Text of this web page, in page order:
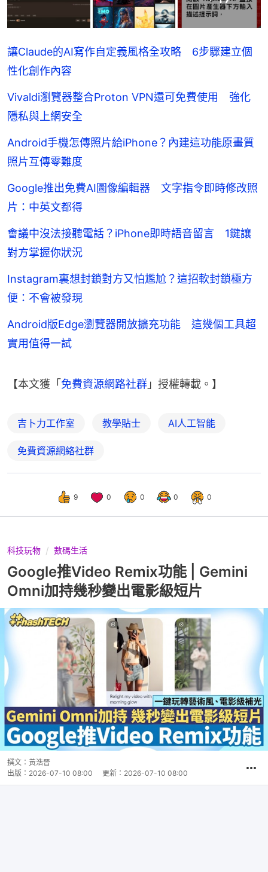
讓Claude的AI寫作自定義風格全攻略 6步驟建立個
性化創作內容
Vivaldi瀏覽器整合Proton VPN還可免費使用 強化
隱私與上網安全
Android手機怎傳照片給iPhone？內建這功能原畫質
照片互傳零難度
Google推出免費AI圖像編輯器 文字指令即時修改照
片：中英文都得
會議中沒法接聽電話？iPhone即時語音留言 1鍵讓
對方掌握你狀況
Instagram裏想封鎖對方又怕尷尬？這招軟封鎖極方
便：不會被發現
Android版Edge瀏覽器開放擴充功能 這幾個工具超
實用值得一試
【本文獲「 免費資源網路社群 」授權轉載。】
吉卜力工作室 教學貼士 AI人工智能
免費資源網絡社群
9 0 0 0 0
科技玩物 數碼生活
Google推Video Remix功能 | Gemini
Omni加持幾秒變出電影級短片
撰文： 黃浩晉
出版： 2026-07-10 08:00 更新： 2026-07-10 08:00